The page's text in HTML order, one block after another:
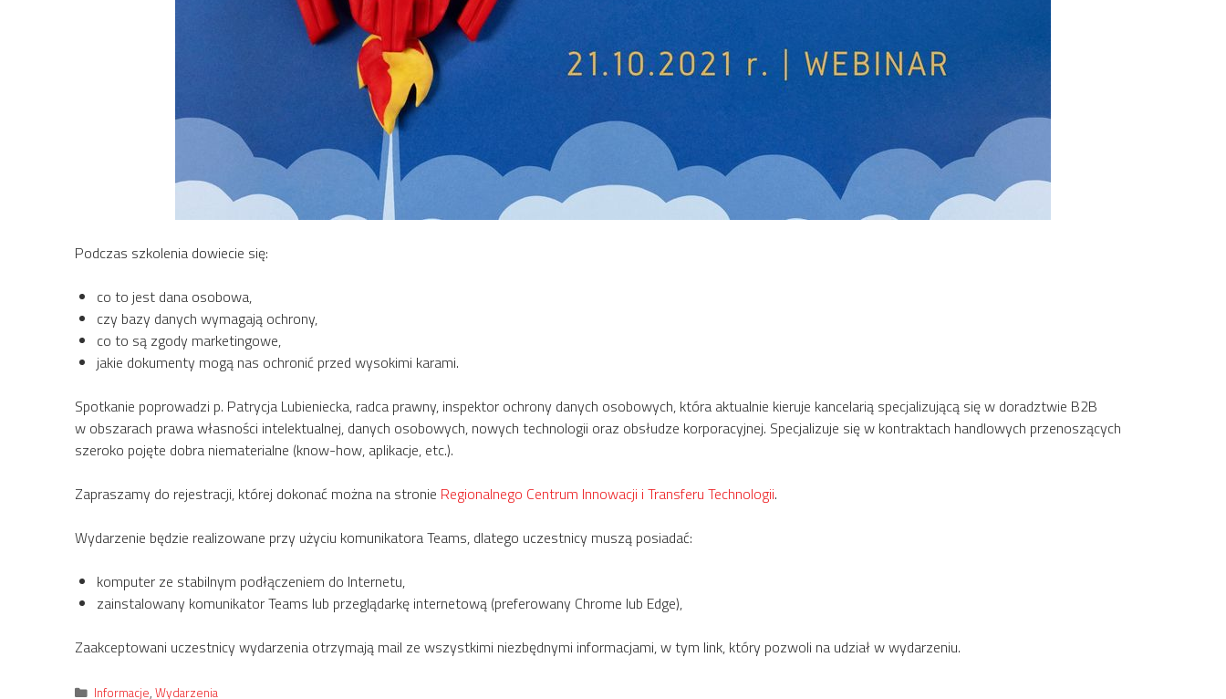
Podczas szkolenia dowiecie się:
co to jest dana osobowa,
czy bazy danych wymagają ochrony,
co to są zgody marketingowe,
jakie dokumenty mogą nas ochronić przed wysokimi karami.
Spotkanie poprowadzi p. Patrycja Lubieniecka, radca prawny, inspektor ochrony danych osobowych, która aktualnie kieruje kancelarią specjalizującą się w doradztwie B2B
w obszarach prawa własności intelektualnej, danych osobowych, nowych technologii oraz obsłudze korporacyjnej. Specjalizuje się w kontraktach handlowych przenoszących
szeroko pojęte dobra niematerialne (know-how, aplikacje, etc.).
Zapraszamy do rejestracji, której dokonać można na stronie Regionalnego Centrum Innowacji i Transferu Technologii.
Wydarzenie będzie realizowane przy użyciu komunikatora Teams, dlatego uczestnicy muszą posiadać:
komputer ze stabilnym podłączeniem do Internetu,
zainstalowany komunikator Teams lub przeglądarkę internetową (preferowany Chrome lub Edge),
Zaakceptowani uczestnicy wydarzenia otrzymają mail ze wszystkimi niezbędnymi informacjami, w tym link, który pozwoli na udział w wydarzeniu.
Kategorie
Informacje,Wydarzenia